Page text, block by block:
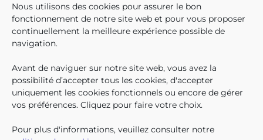
Nous utilisons des cookies pour assurer le bon
fonctionnement de notre site web et pour vous proposer
continuellement la meilleure expérience possible de
navigation.
Avant de naviguer sur notre site web, vous avez la
possibilité d’accepter tous les cookies, d'accepter
uniquement les cookies fonctionnels ou encore de gérer
vos préférences. Cliquez pour faire votre choix.
Pour plus d'informations, veuillez consulter notre
En décembre 2025, 304.966
enfants bruxellois avaient droit
aux allocations familiales.
Parmi eux, 128.222
supplément social en plus du
montant de base de leurs all
QUI SOMMES-NOUS ?
TRAVAILLER CHEZ NOUS
TOUTES LES NEWS
TRANSPARENCE
CONTACTEZ-NOUS
PRESSE